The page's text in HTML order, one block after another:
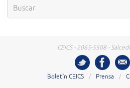
CEICS - 2065-5508 -
Boletín CEICS Prensa